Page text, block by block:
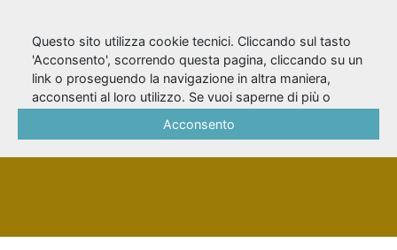
Troisi, Annamaria
PERSONA
Questo sito utilizza cookie tecnici. Cliccando sul tasto
'Acconsento', scorrendo questa pagina, cliccando su un
link o proseguendo la navigazione in altra maniera,
acconsenti al loro utilizzo. Se vuoi saperne di più o
Acconsento